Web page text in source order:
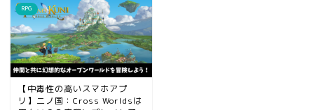
RPG
【中毒性の高いスマホアプ
リ】二ノ国：Cross Worldsは